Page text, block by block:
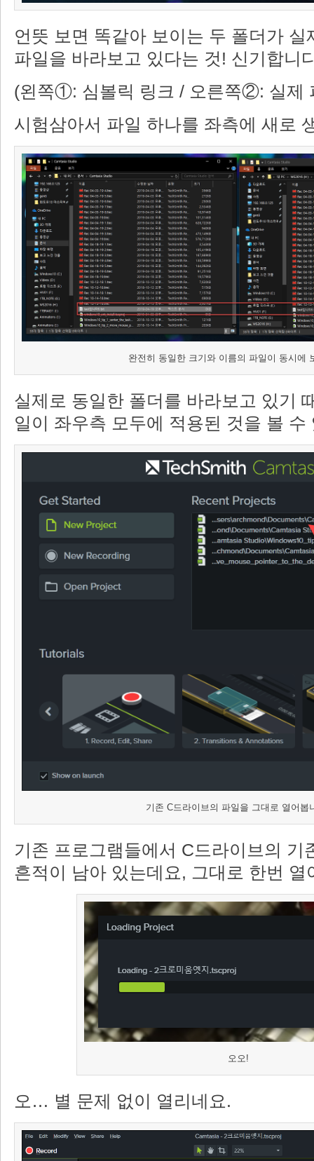
언뜻 보면 똑같아 보이는 두 폴더가 실
파일을 바라보고 있다는 것! 신기합니
(왼쪽①: 심볼릭 링크 / 오른쪽②: 실제
시험삼아서 파일 하나를 좌측에 새로
완전히 동일한 크기와 이름의 파일이 동시에
실제로 동일한 폴더를 바라보고 있기
일이 좌우측 모두에 적용된 것을 볼 수
기존 C드라이브의 파일을 그대로 열어봅
기존 프로그램들에서 C드라이브의 기
흔적이 남아 있는데요, 그대로 한번 열
오오!
오… 별 문제 없이 열리네요.